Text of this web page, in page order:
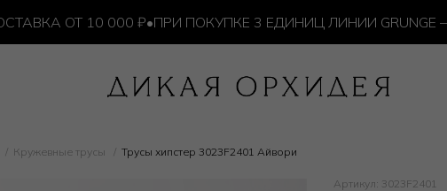
ОТ 10 000 ₽•ПРИ ПОКУПКЕ 3 ЕДИНИЦ ЛИНИИ GRUNGE —
Кружевные трусы Трусы хипстер 3023F2401 Айвори
Артикул: 3023F2401